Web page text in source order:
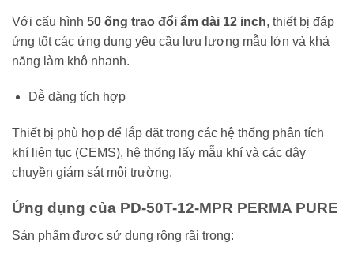
Với cấu hình 50 ống trao đổi ẩm dài 12 inch, thiết bị đáp
ứng tốt các ứng dụng yêu cầu lưu lượng mẫu lớn và khả
năng làm khô nhanh.
Dễ dàng tích hợp
Thiết bị phù hợp để lắp đặt trong các hệ thống phân tích
khí liên tục (CEMS), hệ thống lấy mẫu khí và các dây
chuyền giám sát môi trường.
Ứng dụng của PD-50T-12-MPR PERMA PURE
Sản phẩm được sử dụng rộng rãi trong: